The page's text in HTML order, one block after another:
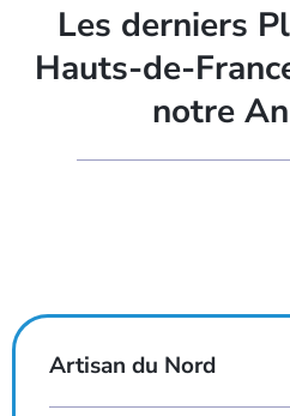
Les derniers
Hauts-de-
notre
Artisan du Nord